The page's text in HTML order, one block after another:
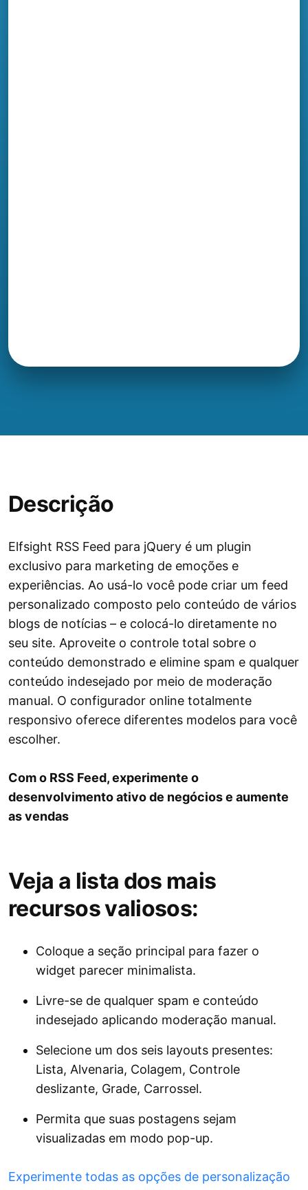
Descrição
Elfsight RSS Feed para jQuery é um plugin
exclusivo para marketing de emoções e
experiências. Ao usá-lo você pode criar um feed
personalizado composto pelo conteúdo de vários
blogs de notícias – e colocá-lo diretamente no
seu site. Aproveite o controle total sobre o
conteúdo demonstrado e elimine spam e qualquer
conteúdo indesejado por meio de moderação
manual. O configurador online totalmente
responsivo oferece diferentes modelos para você
escolher.
Com o RSS Feed, experimente o
desenvolvimento ativo de negócios e aumente
as vendas
Veja a lista dos mais
recursos valiosos:
Coloque a seção principal para fazer o
widget parecer minimalista.
Livre-se de qualquer spam e conteúdo
indesejado aplicando moderação manual.
Selecione um dos seis layouts presentes:
Lista, Alvenaria, Colagem, Controle
deslizante, Grade, Carrossel.
Permita que suas postagens sejam
visualizadas em modo pop-up.
Experimente todas as opções de personalização